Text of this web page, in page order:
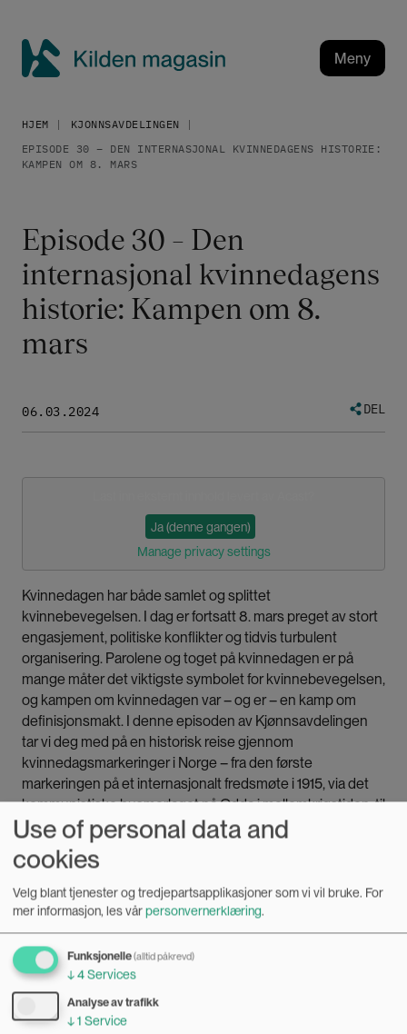
d
m
a
g
a
s
i
Meny
HJEM
KJONNSAVDELINGEN
EPISODE 30 – DEN INTERNASJONAL KVINNEDAGENS HISTORIE:
KAMPEN OM 8. MARS
Episode 30 – Den
internasjonal kvinnedagens
historie: Kampen om 8.
mars
06.03.2024 DEL
Ja (denne gangen)
Manage privacy settings
Kvinnedagen har både samlet og splittet
kvinnebevegelsen. I dag er fortsatt 8. mars preget av stort
engasjement, politiske konflikter og tidvis turbulent
organisering. Parolene og toget på kvinnedagen er på
mange måter det viktigste symbolet for kvinnebevegelsen,
og kampen om kvinnedagen var – og er – en kamp om
definisjonsmakt. I denne episoden av Kjønnsavdelingen
tar vi deg med på en historisk reise gjennom
kvinnedagsmarkeringer i Norge – fra den første
markeringen på et internasjonalt fredsmøte i 1915, via det
kommunistiske husmorlaget på Odda i mellomkrigstiden, til
det rekordstore toget i Oslo i 2014.
og historiker Trine Rogg Korsvik, fagansvarlig for
kvinnehistorie.no. Du hører også Yngvild Sørbye. Journalist
i Kildens nyhetsmagasin, Hanne Skogvang Stork, er
programleder.
Les artikler om episoden:
Use of personal data and
cookies
Velg blant tjenester og tredjepartsapplikasjoner som vi vil bruke. For
mer informasjon, les vårpersonvernerklæring.
Funksjonelle(alltid påkrevd)
↓4Services
Analyse av trafikk
↓1 Service